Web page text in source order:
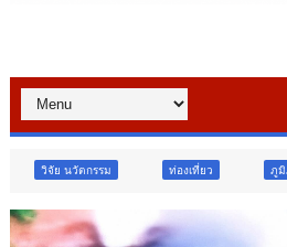
ท่องเที่ยว ภูมิภาค